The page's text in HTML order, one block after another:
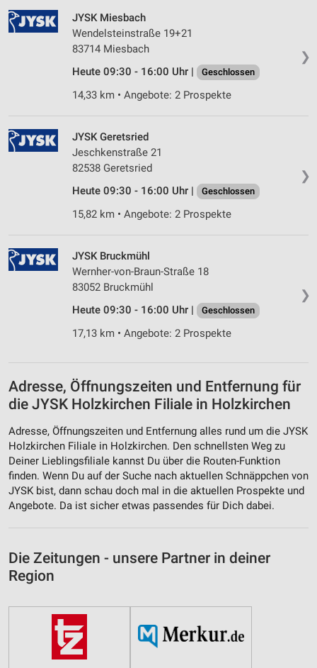
❯
JYSK Miesbach
Wendelsteinstraße 19+21
83714 Miesbach
Heute 09:30 - 16:00 Uhr |
Geschlossen
14,33 km • Angebote: 2 Prospekte
❯
JYSK Geretsried
Jeschkenstraße 21
82538 Geretsried
Heute 09:30 - 16:00 Uhr |
Geschlossen
15,82 km • Angebote: 2 Prospekte
❯
JYSK Bruckmühl
Wernher-von-Braun-Straße 18
83052 Bruckmühl
Heute 09:30 - 16:00 Uhr |
Geschlossen
17,13 km • Angebote: 2 Prospekte
Adresse, Öffnungszeiten und Entfernung für
die JYSK Holzkirchen Filiale in Holzkirchen
Adresse, Öffnungszeiten und Entfernung alles rund um die JYSK
Holzkirchen Filiale in Holzkirchen. Den schnellsten Weg zu
Deiner Lieblingsfiliale kannst Du über die Routen-Funktion
finden. Wenn Du auf der Suche nach aktuellen Schnäppchen von
JYSK bist, dann schau doch mal in die aktuellen Prospekte und
Angebote. Da ist sicher etwas passendes für Dich dabei.
Die Zeitungen - unsere Partner in deiner
Region